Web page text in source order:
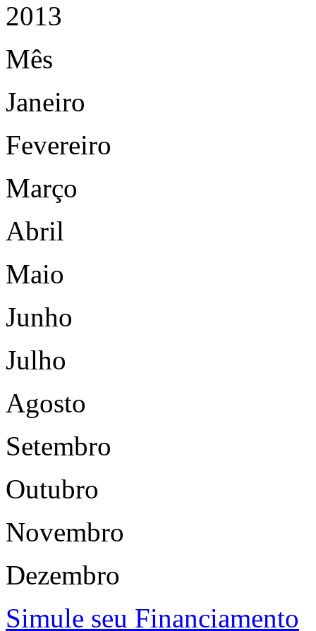
2013
Mês
Janeiro
Fevereiro
Março
Abril
Maio
Junho
Julho
Agosto
Setembro
Outubro
Novembro
Dezembro
Simule seu Financiamento